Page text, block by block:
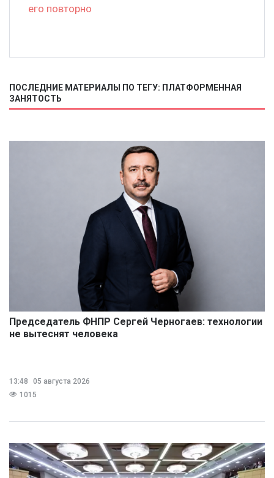
его повторно
ПОСЛЕДНИЕ МАТЕРИАЛЫ ПО ТЕГУ: ПЛАТФОРМЕННАЯ
ЗАНЯТОСТЬ
Председатель ФНПР Сергей Черногаев: технологии
не вытеснят человека
13:48
05 августа 2026
1015